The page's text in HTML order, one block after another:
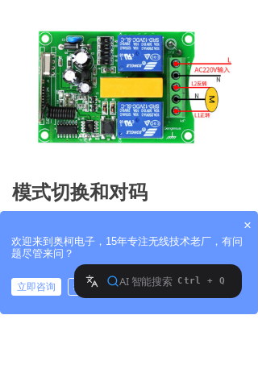
模式切换和对码
×
欢迎来到奥柯电子，15年专注无线技术老厂，有问
题尽管来问？
立即咨询
稍后再说
拨打电话